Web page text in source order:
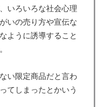
いろいろな社会心理
いの売り方や宣伝な
ように誘導すること
い限定商品だと言わ
てしまったとかいう